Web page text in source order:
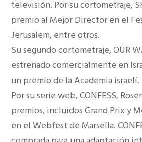
televisión. Por su cortometraje,
premio al Mejor Director en el
Jerusalem, entre otros.
Su segundo cortometraje, OUR
estrenado comercialmente en
un premio de la Academia israelí.
Por su serie web, CONFESS,
premios, incluidos Grand Prix y
en el Webfest de Marsella.